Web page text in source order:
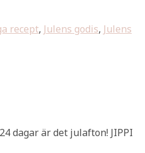
recept, Julens godis, Julens
dagar är det julafton! JIPPI